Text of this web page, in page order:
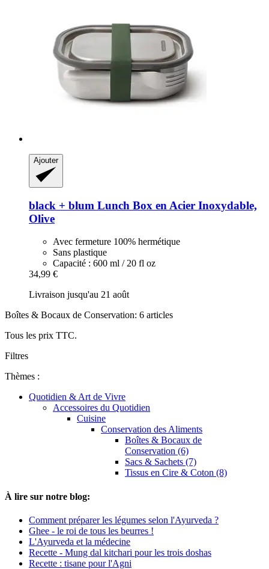
Ajouter
black + blum Lunch Box en Acier Inoxydable,
Olive
Avec fermeture 100% hermétique
Sans plastique
Capacité : 600 ml / 20 fl oz
34,99 €
Livraison jusqu'au 21 août
Boîtes & Bocaux de Conservation: 6 articles
Tous les prix TTC.
Filtres
Thèmes :
Quotidien & Art de Vivre
Accessoires du Quotidien
Cuisine
Conservation des Aliments
Boîtes & Bocaux de
Conservation (6)
Sacs & Sachets (7)
Tissus en Cire & Coton (8)
À lire sur notre blog:
Comment préparer les légumes selon l'Ayurveda ?
Ghee - le roi de tous les beurres !
L'Ayurveda et la médecine
Recette - Mung dal kitchari pour les trois doshas
Recette : tisane pour l'Agni